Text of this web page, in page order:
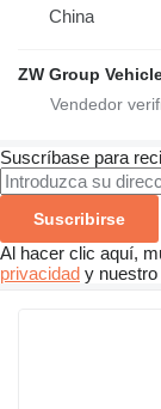
China
ZW Group
Suscríbase para
Suscribirse
Al hacer clic aquí,
privacidad y nuestro